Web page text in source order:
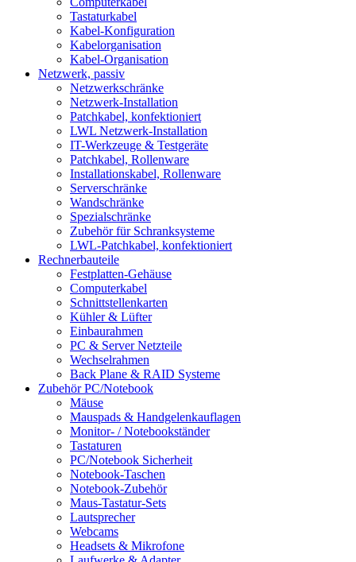
Tastaturkabel
Kabel-Konfiguration
Kabelorganisation
Kabel-Organisation
Netzwerk, passiv
Netzwerkschränke
Netzwerk-Installation
Patchkabel, konfektioniert
LWL Netzwerk-Installation
IT-Werkzeuge & Testgeräte
Patchkabel, Rollenware
Installationskabel, Rollenware
Serverschränke
Wandschränke
Spezialschränke
Zubehör für Schranksysteme
LWL-Patchkabel, konfektioniert
Rechnerbauteile
Festplatten-Gehäuse
Computerkabel
Schnittstellenkarten
Kühler & Lüfter
Einbaurahmen
PC & Server Netzteile
Wechselrahmen
Back Plane & RAID Systeme
Zubehör PC/Notebook
Mäuse
Mauspads & Handgelenkauflagen
Monitor- / Notebookständer
Tastaturen
PC/Notebook Sicherheit
Notebook-Taschen
Notebook-Zubehör
Maus-Tastatur-Sets
Lautsprecher
Webcams
Headsets & Mikrofone